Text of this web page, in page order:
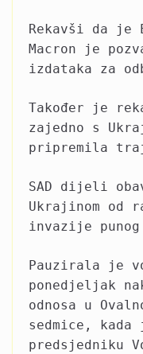
Rekavši da je
Macron je
izdataka za
Također je
zajedno s
pripremila
SAD dijeli
Ukrajinom od
invazije punog
Pauzirala je
ponedjeljak
odnosa u
sedmice, kada
predsjedniku